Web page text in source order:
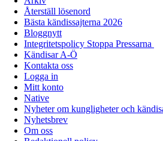
Återställ lösenord
Bästa kändissajterna 2026
Bloggnytt
Integritetspolicy Stoppa Pressarna
Kändisar A-Ö
Kontakta oss
Logga in
Mitt konto
Native
Nyheter om kungligheter och
Nyhetsbrev
Om oss